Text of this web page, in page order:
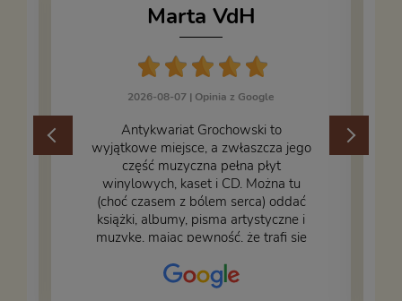
Marta VdH
2026-08-07 | Opinia z Google
​Antykwariat Grochowski to
wyjątkowe miejsce, a zwłaszcza jego
część muzyczna pełna płyt
winylowych, kaset i CD. Można tu
(choć czasem z bólem serca) oddać
książki, albumy, pisma artystyczne i
muzykę, mając pewność, że trafi się
– nasze książki w trakcie
przepakowywania. Część oddaliśmy